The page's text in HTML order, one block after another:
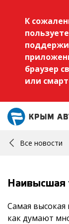
К
браузер
или
Все новости
Наивысшая
Самая
как думают